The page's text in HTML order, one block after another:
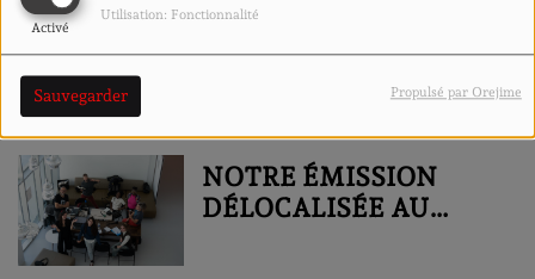
Activé
Utilisation: Fonctionnalité
Sauvegarder Propulsé par Orejime
ATELIER RADIO AU
PRIX GONCOURT À
NOTRE ÉMISSION
DÉLOCALISÉE AU